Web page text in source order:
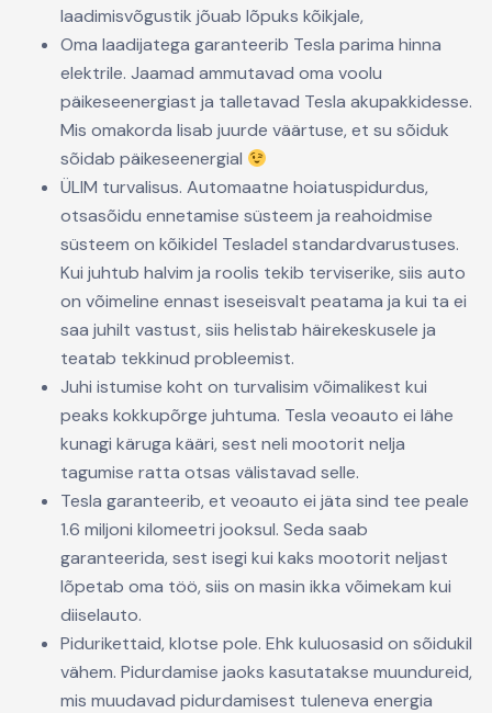
laadimisvõgustik jõuab lõpuks kõikjale,
Oma laadijatega garanteerib Tesla parima hinna
elektrile. Jaamad ammutavad oma voolu
päikeseenergiast ja talletavad Tesla akupakkidesse.
Mis omakorda lisab juurde väärtuse, et su sõiduk
sõidab päikeseenergial
ÜLIM turvalisus. Automaatne hoiatuspidurdus,
otsasõidu ennetamise süsteem ja reahoidmise
süsteem on kõikidel Tesladel standardvarustuses.
Kui juhtub halvim ja roolis tekib terviserike, siis auto
on võimeline ennast iseseisvalt peatama ja kui ta ei
saa juhilt vastust, siis helistab häirekeskusele ja
teatab tekkinud probleemist.
Juhi istumise koht on turvalisim võimalikest kui
peaks kokkupõrge juhtuma. Tesla veoauto ei lähe
kunagi käruga kääri, sest neli mootorit nelja
tagumise ratta otsas välistavad selle.
Tesla garanteerib, et veoauto ei jäta sind tee peale
1.6 miljoni kilomeetri jooksul. Seda saab
garanteerida, sest isegi kui kaks mootorit neljast
lõpetab oma töö, siis on masin ikka võimekam kui
diiselauto.
Pidurikettaid, klotse pole. Ehk kuluosasid on sõidukil
vähem. Pidurdamise jaoks kasutatakse muundureid,
mis muudavad pidurdamisest tuleneva energia